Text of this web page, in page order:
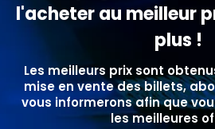
l'acheter au meilleur
plus !
Les meilleurs prix sont
mise en vente des billets,
vous informerons afin que
les meilleures